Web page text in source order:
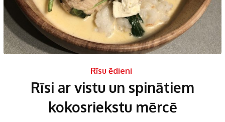
Rīsu ēdieni
Rīsi ar vistu un spinātiem
kokosriekstu mērcē